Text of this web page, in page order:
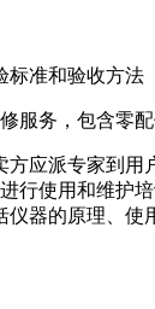
标准和验收方法
服务，包含零
方应派专家到用
行使用和维护
仪器的原理、使